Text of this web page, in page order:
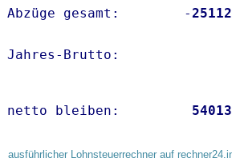
Abzüge gesamt:        -
Jahres-Brutto:
netto bleiben:
ausführlicher Lohnsteuerrechner auf